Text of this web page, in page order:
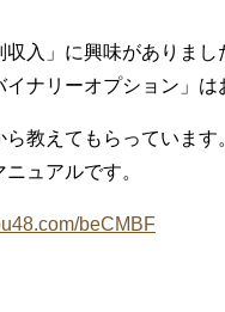
収入」に興味がありまし
ナリーオプション」は
教えてもらっています
ュアルです。
beCMBF